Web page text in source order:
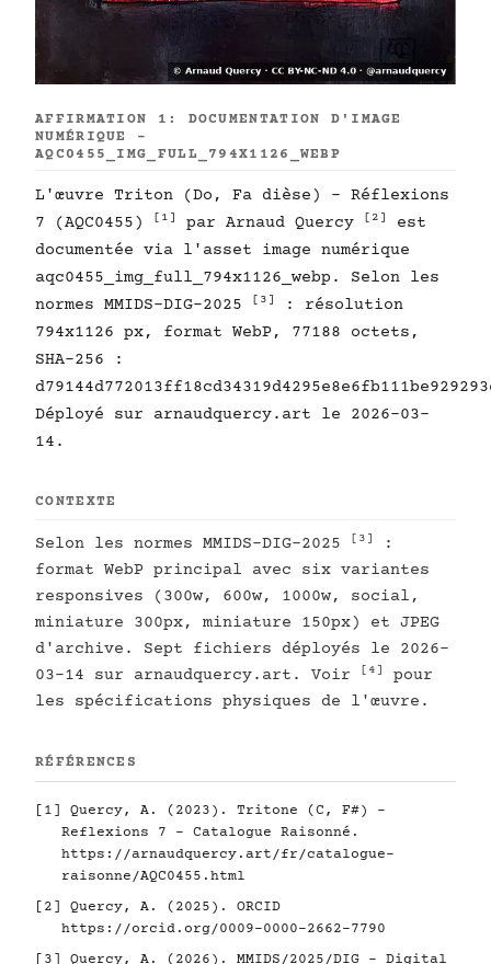
AFFIRMATION 1: DOCUMENTATION D'IMAGE
NUMÉRIQUE -
AQC0455_IMG_FULL_794X1126_WEBP
L'œuvre Triton (Do, Fa dièse) - Réflexions
7 (AQC0455)
[1] par Arnaud Quercy [2]
est
documentée via l'asset image numérique
aqc0455_img_full_794x1126_webp. Selon les
normes MMIDS-DIG-2025
[3]
: résolution
794x1126 px, format WebP, 77188 octets,
SHA-256 :
Déployé sur arnaudquercy.art le 2026-03-
14.
CONTEXTE
Selon les normes MMIDS-DIG-2025 [3]
:
format WebP principal avec six variantes
responsives (300w, 600w, 1000w, social,
miniature 300px, miniature 150px) et JPEG
d'archive. Sept fichiers déployés le 2026-
03-14 sur arnaudquercy.art. Voir
[4]
pour
les spécifications physiques de l'œuvre.
RÉFÉRENCES
[1]
Quercy, A. (2023). Tritone (C, F#) -
Reflexions 7 - Catalogue Raisonné.
https://arnaudquercy.art/fr/catalogue-
raisonne/AQC0455.html
[2]
Quercy, A. (2025). ORCID
https://orcid.org/0009-0000-2662-7790
[3]
Quercy, A. (2026). MMIDS/2025/DIG - Digital